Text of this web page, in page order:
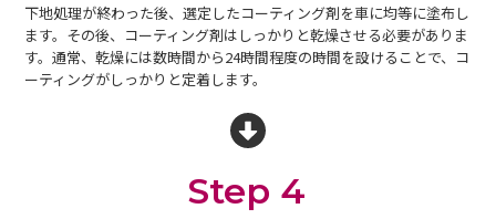
下地処理が終わった後、選定したコーティング剤を車に均等に塗布し
ます。その後、コーティング剤はしっかりと乾燥させる必要がありま
す。通常、乾燥には数時間から24時間程度の時間を設けることで、コ
ーティングがしっかりと定着します。
Step 4